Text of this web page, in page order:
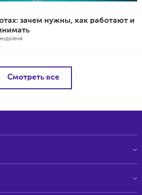
зачем нужны, как работают и
Смотреть все